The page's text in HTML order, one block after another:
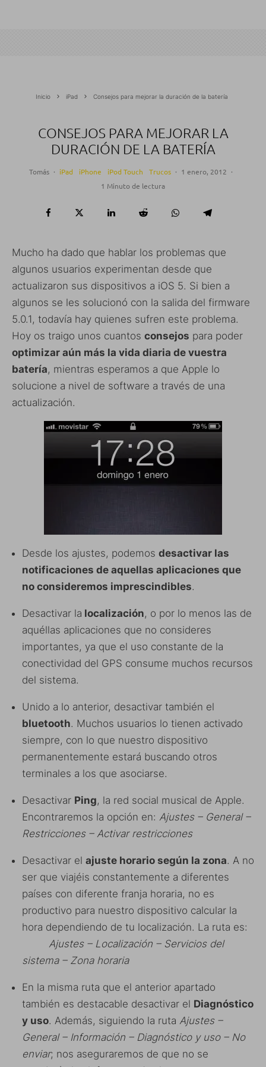
Inicio iPad Consejos para mejorar la duración de la batería
CONSEJOS PARA MEJORAR LA
DURACIÓN DE LA BATERÍA
Tomás · iPad iPhone iPod Touch Trucos · 1 enero, 2012 ·
1 Minuto de lectura
Mucho ha dado que hablar los problemas que
algunos usuarios experimentan desde que
actualizaron sus dispositivos a iOS 5. Si bien a
algunos se les solucionó con la salida del firmware
5.0.1, todavía hay quienes sufren este problema.
Hoy os traigo unos cuantos consejos para poder
optimizar aún más la vida diaria de vuestra
batería, mientras esperamos a que Apple lo
solucione a nivel de software a través de una
actualización.
Desde los ajustes, podemos desactivar las
notificaciones de aquellas aplicaciones que
no consideremos imprescindibles.
Desactivar la localización, o por lo menos las de
aquéllas aplicaciones que no consideres
importantes, ya que el uso constante de la
conectividad del GPS consume muchos recursos
del sistema.
Unido a lo anterior, desactivar también el
bluetooth. Muchos usuarios lo tienen activado
siempre, con lo que nuestro dispositivo
permanentemente estará buscando otros
terminales a los que asociarse.
Desactivar Ping, la red social musical de Apple.
Encontraremos la opción en: Ajustes – General –
Restricciones – Activar restricciones
Desactivar el ajuste horario según la zona. A no
ser que viajéis constantemente a diferentes
países con diferente franja horaria, no es
productivo para nuestro dispositivo calcular la
hora dependiendo de tu localización. La ruta es:
Ajustes – Localización – Servicios del
sistema – Zona horaria
En la misma ruta que el anterior apartado
también es destacable desactivar el Diagnóstico
y uso. Además, siguiendo la ruta Ajustes –
General – Información – Diagnóstico y uso – No
enviar; nos aseguraremos de que no se